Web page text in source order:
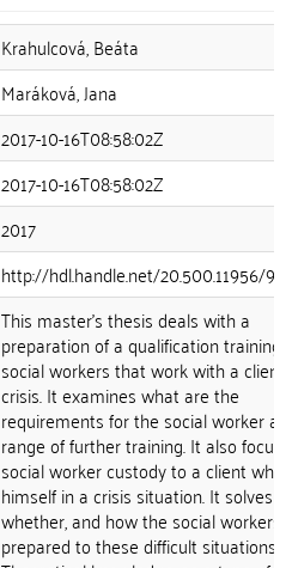
Krahulcová, Beáta
Maráková, Jana
2017-10-16T08:58:02Z
2017-10-16T08:58:02Z
2017
http://hdl.handle.net/20.500.11956/
This master's thesis deals with a
preparation of a qualification training
social workers that work with a client
crisis. It examines what are the
requirements for the social worker
range of further training. It also
social worker custody to a client who
himself in a crisis situation. It solves
whether, and how the social workers
prepared to these difficult situations.